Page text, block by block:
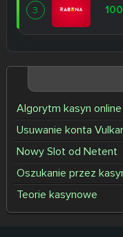
3
Algorytm kasyn online
Usuwanie konta
Nowy Slot od Netent
Oszukanie przez
Teorie kasynowe